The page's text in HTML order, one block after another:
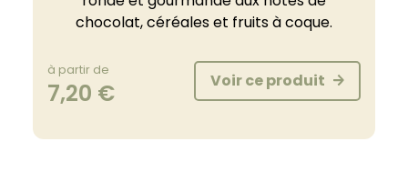
chocolat, céréales et fruits à coque.
à partir de
7,20 € Voir ce produit